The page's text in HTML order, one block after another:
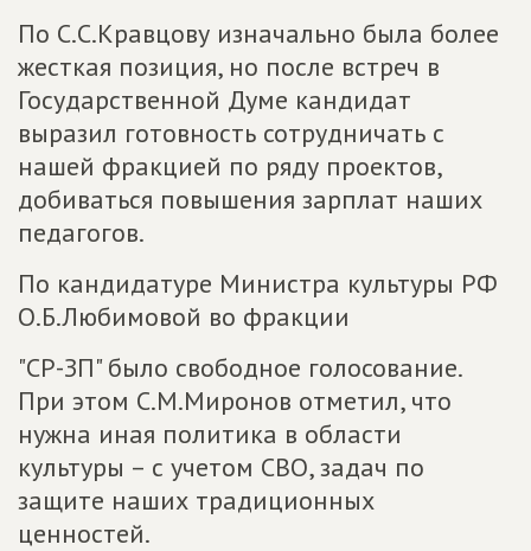
По С.С.Кравцову изначально была более
жесткая позиция, но после встреч в
Государственной Думе кандидат
выразил готовность сотрудничать с
нашей фракцией по ряду проектов,
добиваться повышения зарплат наших
педагогов.
По кандидатуре Министра культуры РФ
О.Б.Любимовой во фракции
"СР-ЗП" было свободное голосование.
При этом С.М.Миронов отметил, что
нужна иная политика в области
культуры – с учетом СВО, задач по
защите наших традиционных
ценностей.